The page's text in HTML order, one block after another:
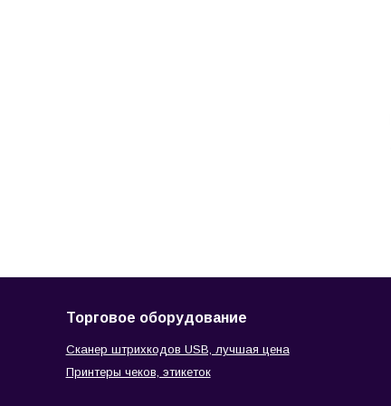
Торговое оборудование
Сканер штрихкодов USB, лучшая цена
Принтеры чеков, этикеток